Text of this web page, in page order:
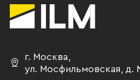
г. Москва,
ул. Мосфильмовская, д.